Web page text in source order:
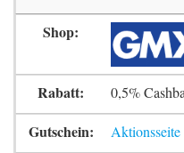
0,5%
Aktionsseite